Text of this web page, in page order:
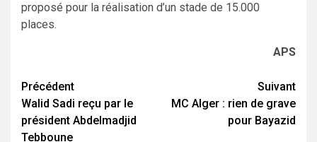
proposé pour la réalisation d’un stade de 15.000
places.
APS
Navigation
d’article
Précédent
Walid Sadi reçu par le
président Abdelmadjid
Tebboune
Suivant
MC Alger : rien de grave
pour Bayazid